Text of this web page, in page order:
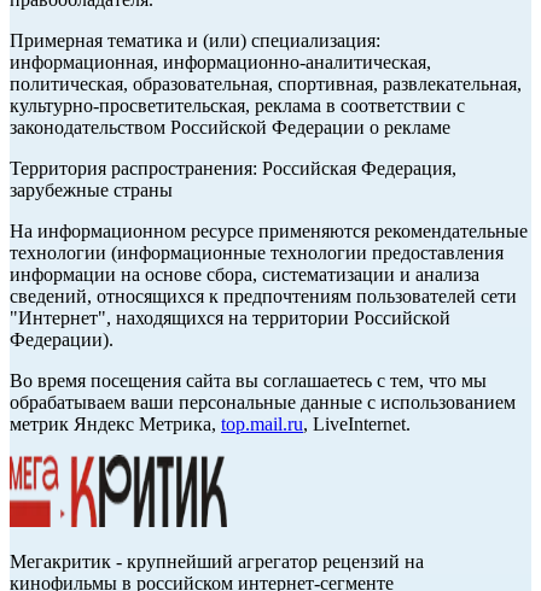
Примерная тематика и (или) специализация:
информационная, информационно-аналитическая,
политическая, образовательная, спортивная, развлекательная,
культурно-просветительская, реклама в соответствии с
законодательством Российской Федерации о рекламе
Территория распространения: Российская Федерация,
зарубежные страны
На информационном ресурсе применяются рекомендательные
технологии (информационные технологии предоставления
информации на основе сбора, систематизации и анализа
сведений, относящихся к предпочтениям пользователей сети
"Интернет", находящихся на территории Российской
Федерации).
Во время посещения сайта вы соглашаетесь с тем, что мы
обрабатываем ваши персональные данные с использованием
метрик Яндекс Метрика, top.mail.ru, LiveInternet.
Мегакритик - крупнейший агрегатор рецензий на
кинофильмы в российском интернет-сегменте